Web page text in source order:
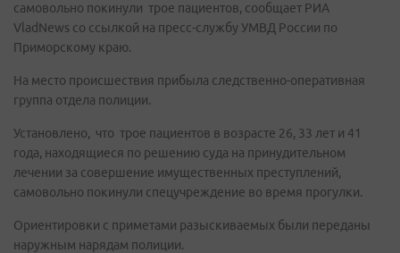
самовольно покинули трое пациентов, сообщает РИА
VladNews со ссылкой на пресс-службу УМВД России по
Приморскому краю.
На место происшествия прибыла следственно-оперативная
группа отдела полиции.
Установлено, что трое пациентов в возрасте 26, 33 лет и 41
года, находящиеся по решению суда на принудительном
лечении за совершение имущественных преступлений,
самовольно покинули спецучреждение во время прогулки.
Ориентировки с приметами разыскиваемых были переданы
наружным нарядам полиции.